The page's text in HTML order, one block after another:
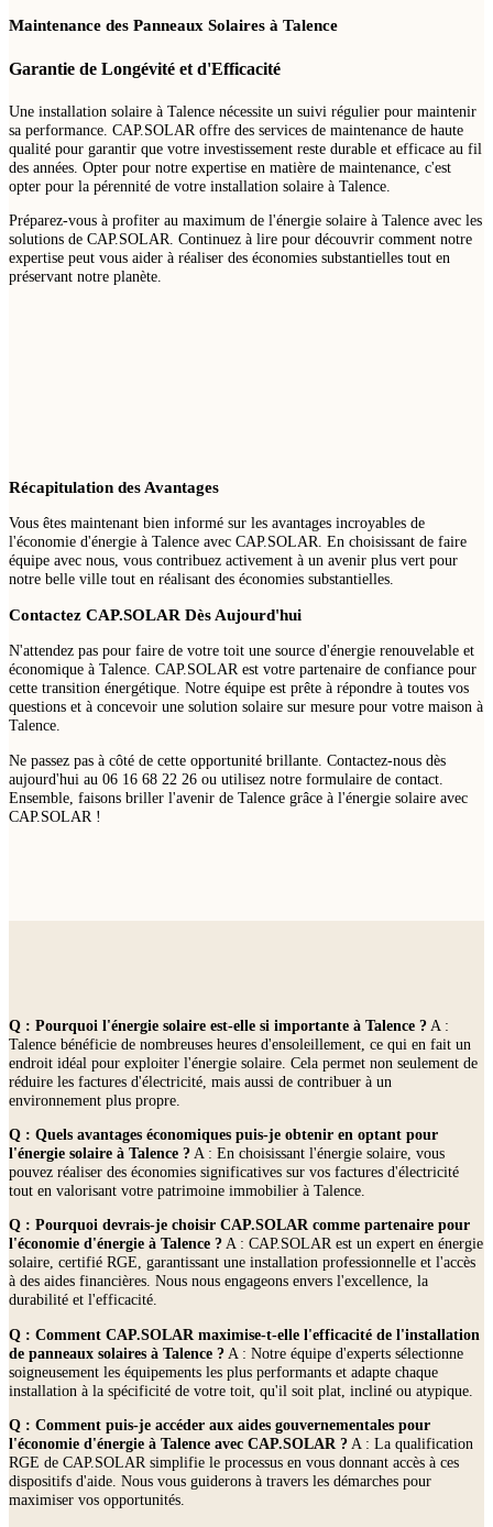
Maintenance des Panneaux Solaires à Talence
Garantie de Longévité et d'Efficacité
Une installation solaire à Talence nécessite un suivi régulier pour maintenir
sa performance. CAP.SOLAR offre des services de maintenance de haute
qualité pour garantir que votre investissement reste durable et efficace au fil
des années. Opter pour notre expertise en matière de maintenance, c'est
opter pour la pérennité de votre installation solaire à Talence.
Préparez-vous à profiter au maximum de l'énergie solaire à Talence avec les
solutions de CAP.SOLAR. Continuez à lire pour découvrir comment notre
expertise peut vous aider à réaliser des économies substantielles tout en
préservant notre planète.
Récapitulation des Avantages
Vous êtes maintenant bien informé sur les avantages incroyables de
l'économie d'énergie à Talence avec CAP.SOLAR. En choisissant de faire
équipe avec nous, vous contribuez activement à un avenir plus vert pour
notre belle ville tout en réalisant des économies substantielles.
Contactez CAP.SOLAR Dès Aujourd'hui
N'attendez pas pour faire de votre toit une source d'énergie renouvelable et
économique à Talence. CAP.SOLAR est votre partenaire de confiance pour
cette transition énergétique. Notre équipe est prête à répondre à toutes vos
questions et à concevoir une solution solaire sur mesure pour votre maison à
Talence.
Ne passez pas à côté de cette opportunité brillante. Contactez-nous dès
aujourd'hui au 06 16 68 22 26 ou utilisez notre formulaire de contact.
Ensemble, faisons briller l'avenir de Talence grâce à l'énergie solaire avec
CAP.SOLAR !
Q : Pourquoi l'énergie solaire est-elle si importante à Talence ? A :
Talence bénéficie de nombreuses heures d'ensoleillement, ce qui en fait un
endroit idéal pour exploiter l'énergie solaire. Cela permet non seulement de
réduire les factures d'électricité, mais aussi de contribuer à un
environnement plus propre.
Q : Quels avantages économiques puis-je obtenir en optant pour
l'énergie solaire à Talence ? A : En choisissant l'énergie solaire, vous
pouvez réaliser des économies significatives sur vos factures d'électricité
tout en valorisant votre patrimoine immobilier à Talence.
Q : Pourquoi devrais-je choisir CAP.SOLAR comme partenaire pour
l'économie d'énergie à Talence ?A : CAP.SOLAR est un expert en énergie
solaire, certifié RGE, garantissant une installation professionnelle et l'accès
à des aides financières. Nous nous engageons envers l'excellence, la
durabilité et l'efficacité.
Q : Comment CAP.SOLAR maximise-t-elle l'efficacité de l'installation
de panneaux solaires à Talence ? A : Notre équipe d'experts sélectionne
soigneusement les équipements les plus performants et adapte chaque
installation à la spécificité de votre toit, qu'il soit plat, incliné ou atypique.
Q : Comment puis-je accéder aux aides gouvernementales pour
l'économie d'énergie à Talence avec CAP.SOLAR ? A : La qualification
RGE de CAP.SOLAR simplifie le processus en vous donnant accès à ces
dispositifs d'aide. Nous vous guiderons à travers les démarches pour
maximiser vos opportunités.